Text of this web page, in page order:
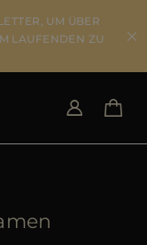
UM ÜBER
LAUFENDEN ZU